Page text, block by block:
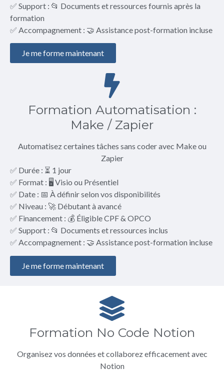
✅ Support : 📂 Documents et ressources fournis après la
formation
✅ Accompagnement : 🤝 Assistance post-formation incluse
Je me forme maintenant
Formation Automatisation :
Make / Zapier
Automatisez certaines tâches sans coder avec Make ou
Zapier
✅ Durée : ⏳ 1 jour
✅ Format : 🖥️ Visio ou Présentiel
✅ Date : 📅 À définir selon vos disponibilités
✅ Niveau : 🚀 Débutant à avancé
✅ Financement : 💰 Éligible CPF & OPCO
✅ Support : 📂 Documents et ressources inclus
✅ Accompagnement : 🤝 Assistance post-formation incluse
Je me forme maintenant
Formation No Code Notion
Organisez vos données et collaborez efficacement avec
Notion